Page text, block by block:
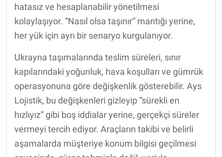
hatasız ve hesaplanabilir yönetilmesi
kolaylaşıyor. “Nasıl olsa taşınır” mantığı yerine,
her yük için ayrı bir senaryo kurgulanıyor.
Ukrayna taşımalarında teslim süreleri, sınır
kapılarındaki yoğunluk, hava koşulları ve gümrük
operasyonuna göre değişkenlik gösterebilir. Ays
Lojistik, bu değişkenleri gizleyip “sürekli en
hızlıyız” gibi boş iddialar yerine, gerçekçi süreler
vermeyi tercih ediyor. Araçların takibi ve belirli
aşamalarda müşteriye konum bilgisi geçilmesi